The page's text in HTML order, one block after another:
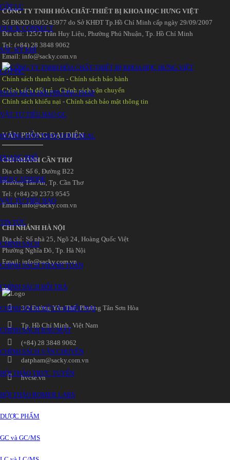
CỘT LC
QUICK CONNECT
SẮC KÝ KHÍ
CỘT GC
PHẦN MỀM ĐỔI PHƯƠNG PHÁP
VẬT TƯ TIÊU HAO GC
HƯỚNG DẪN THAY GOLD SEAL
QUANG PHỔ
ĐÈN CATHODE
VẬT TƯ TIÊU HAO
TIN TỨC
CHÍNH SÁCH
CHÍNH SÁCH THANH TOÁN
CHÍNH SÁCH ĐỔI TRẢ
CHÍNH SÁCH XỬ LÝ KHIẾU NẠI
CHÍNH SÁCH BẢO MẬT
CHÍNH SÁCH VẬN CHUYỂN
HỘI THẢO TRỰC TUYẾN
HỘI THẢO ROMER LABS
DƯỢC PHẨM
GC và GC/MS
CÔNG TY TNHH HÓA CHẤT-THIẾT BỊ KHOA HỌC HƯNG VIỆT
Số ĐKKD 0305243977 do Sở KHĐT Tp.Hồ Chí Minh cấp ngày 29/09/2007
Đia chỉ: 125/2 Trần Huy Liệu‚ Phường Phú Nhuận‚ Tp. Hồ Chí Minh
Tel: (+84) 28 3848 9062
Email: info@sacky.com.vn
Chính sách thanh toán -Chính sách bảo hành
Chính sách đổi trả-Chính sách vận chuyển
Chính sách khiếu nại -Chính sách bảo mật thông tin
VĂN PHÒNG ĐẠI DIỆN
CHI NHÁNH CẦN THƠ
Địa chỉ: Số 6‚ Đường B22
Phường Tân An‚ Tp. Cần Thơ
Tel: (+84) 29 2373 9545
Email: info@sacky.com.vn
CHI NHÁNH HÀ NỘI
Địa chỉ: Số nhà 25‚ Ngõ 24‚ Hoàng Quốc Việt
Phường Nghĩa Đô‚ Tp. Hà Nội
Email: info@sacky.com.vn
3/2 Đường Yên Thế‚ Phường Tân Sơn Hòa
Tp. Hồ Chí Minh‚ Việt Nam
(+84) 28 3848 9062
datpham@sacky.com.vn
hvcse.vn